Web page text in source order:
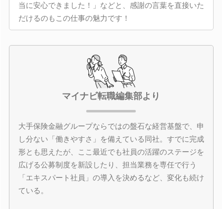
当に安心できました！」などと、感謝の言葉を直接いた
だけるのもこの仕事の魅力です！
マイナビ転職編集部より
大手保険金融グループならではの盤石な経営基盤で、申
し分ない「働きやすさ」を備えている同社。すでに完成
形とも思えたが、ここ最近でも社員の活躍のステージを
広げる公募制度を新設したり、担当業務を専任で行う
「エキスパート社員」の導入を決めるなど、変化も続け
ている。